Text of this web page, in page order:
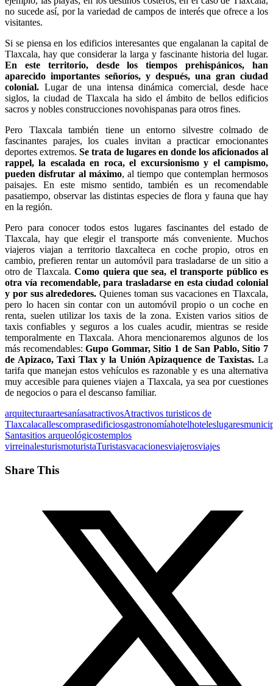
no sucede así, por la variedad de campos de interés que ofrece a los
visitantes.
Si se piensa en los edificios interesantes que engalanan la capital de
Tlaxcala, hay que considerar la larga y fascinante historia del lugar.
En este territorio, desde los tiempos prehispánicos, han
aparecido importantes señoríos, y después, una gran ciudad
colonial. Lugar de una intensa dinámica comercial, desde hace
siglos, la ciudad de Tlaxcala ha sido el ámbito de bellos edificios
sacros y nobles construcciones novohispanas para otros fines.
Pero Tlaxcala también tiene un entorno silvestre colmado de
fascinantes parajes, los cuales invitan a practicar emocionantes
deportes extremos. Se trata de lugares en donde los aficionados al
rappel, la escalada en roca, el excursionismo y el campismo,
pueden disfrutar al máximo, al tiempo que contemplan hermosos
paisajes. En este mismo sentido, también es un recomendable
pasatiempo, observar las distintas especies de flora y fauna que hay
en la región.
Pero para conocer todos estos lugares fascinantes del estado de
Tlaxcala, hay que elegir el transporte más conveniente. Muchos
viajeros viajan a territorio tlaxcalteca en coche propio, otros en
cambio, prefieren rentar un automóvil para trasladarse de un sitio a
otro de Tlaxcala. Como quiera que sea, el transporte público es
otra vía recomendable, para trasladarse en esta ciudad colonial
y por sus alrededores. Quienes toman sus vacaciones en Tlaxcala,
pero lo hacen sin contar con un automóvil propio o un coche en
renta, suelen utilizar los taxis de la zona. Existen varios sitios de
taxis confiables y seguros a los cuales acudir, mientras se reside
temporalmente en Tlaxcala. Ahora mencionaremos algunos de los
más recomendables:Gupo Gommar, Sitio 1 de San Pablo, Sitio 7
de Apizaco, Taxi Tlax y la Unión Apizaquence de Taxistas. La
tarifa que manejan estos vehículos es razonable y es una alternativa
muy accesible para quienes viajen a Tlaxcala, ya sea por cuestiones
de negocios o para el descanso familiar.
arquitecturaartesaníasatractivosAtractivos turisticos de
Tlaxcalacallescomprasedificiosgastronomíahotelhoteleslugares
Santasitios arqueológicostemplos
virreinalesturismoturistaTuristasvacacionesviajerosviajes
Share This